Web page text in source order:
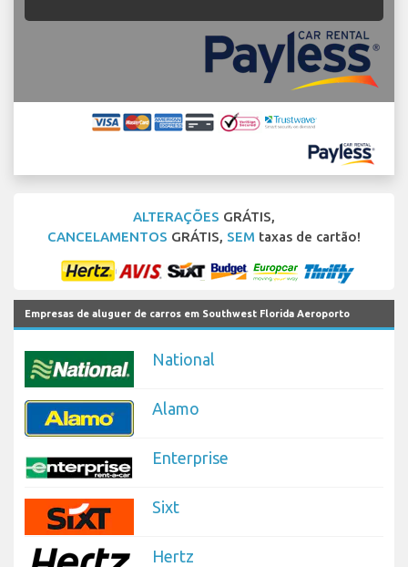
ALTERAÇÕES GRÁTIS,
CANCELAMENTOS GRÁTIS, SEM taxas de cartão!
Empresas de aluguer de carros em Southwest Florida Aeroporto
National
Alamo
Enterprise
Sixt
Hertz